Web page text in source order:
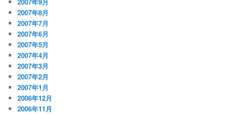
2007年8月
2007年7月
2007年6月
2007年5月
2007年4月
2007年3月
2007年2月
2007年1月
2006年12月
2006年11月